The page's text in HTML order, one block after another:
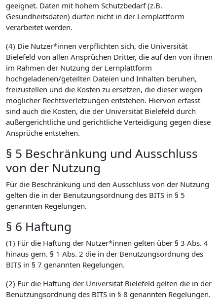
geeignet. Daten mit hohem Schutzbedarf (z.B.
Gesundheitsdaten) dürfen nicht in der Lernplattform
verarbeitet werden.
(4) Die Nutzer*innen verpflichten sich, die Universität
Bielefeld von allen Ansprüchen Dritter, die auf den von ihnen
im Rahmen der Nutzung der Lernplattform
hochgeladenen/geteilten Dateien und Inhalten beruhen,
freizustellen und die Kosten zu ersetzen, die dieser wegen
möglicher Rechtsverletzungen entstehen. Hiervon erfasst
sind auch die Kosten, die der Universität Bielefeld durch
außergerichtliche und gerichtliche Verteidigung gegen diese
Ansprüche entstehen.
§ 5 Beschränkung und Ausschluss
von der Nutzung
Für die Beschränkung und den Ausschluss von der Nutzung
gelten die in der Benutzungsordnung des BITS in § 5
genannten Regelungen.
§ 6 Haftung
(1) Für die Haftung der Nutzer*innen gelten über § 3 Abs. 4
hinaus gem. § 1 Abs. 2 die in der Benutzungsordnung des
BITS in § 7 genannten Regelungen.
(2) Für die Haftung der Universität Bielefeld gelten die in der
Benutzungsordnung des BITS in § 8 genannten Regelungen.